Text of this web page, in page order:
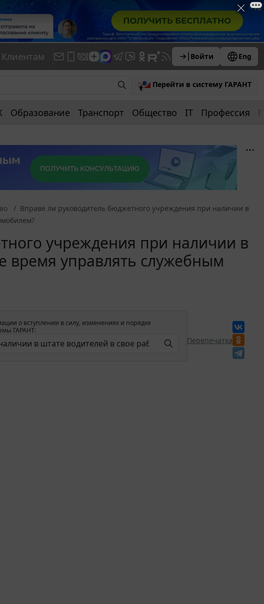
Клиентам Войти Eng
Перейти в систему ГАРАНТ
Образование Транспорт Общество IT Профессия
Вправе ли руководитель бюджетного учреждения при наличии в
учреждения при наличии в
время управлять служебным
о вступлении в силу, изменениях и порядке
ГАРАНТ:
Перепечатка